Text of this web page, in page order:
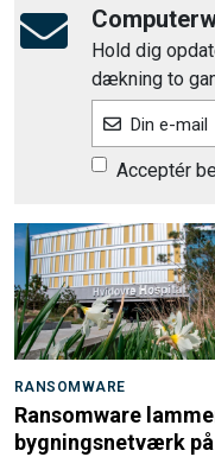
Hold dig
dækning to
Din e-mail
Acceptér
RANSOMWARE
Ransomware
bygningsnetværk på